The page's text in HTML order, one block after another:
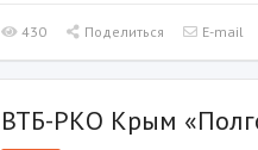
430 Поделиться E-mail
ВТБ-РКО Крым